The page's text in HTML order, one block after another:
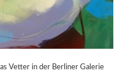
Vetter in der Berliner Galerie